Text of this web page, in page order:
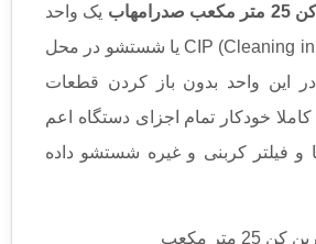
یک واحد
شستشوی CIP (Cleaning in Place) یا شستشو در محل
این واحد بدون باز کردن قطعات
خودکار تمام اجزای دستگاه اعم
و فیلتر کربنی و غیره شستشو داده